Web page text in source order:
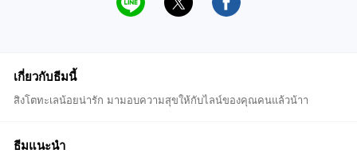
เกี่ยวกับธีมนี้
สิงโตทะเลน้อยน่ารัก มามอบความสุขให้กับไลน์ของคุณคนแล้วน้าา
ธีมแนะนำ